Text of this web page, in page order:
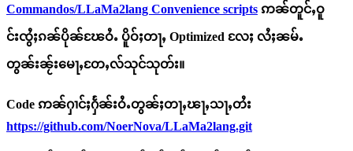
Commandos/LLaMa2lang Convenience scripts ဢၼ်တူင်ႇဝူ
င်းၸွႆႈၵၼ်ပိုၼ်ၽႄဝႆႉ ပိူဝ်ႈတႃႇ Optimized လႄႈ လႆႈၼမ်ႉ
တွၼ်းၼႂ်းမေႃႇတႄႇလ်သုင်သုတ်း။
Code ဢၼ်ႁၢင်ႈႁႅၼ်းဝႆႉတွၼ်ႈတႃႇၽႃႇသႃႇတႆး
https://github.com/NoerNova/LLaMa2lang.git